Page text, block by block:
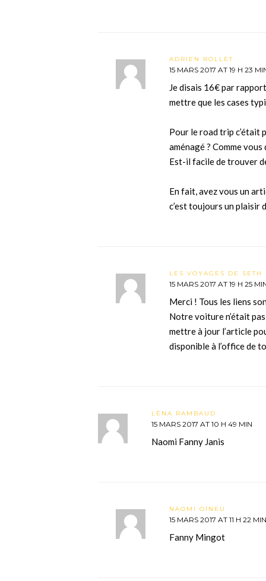
ADRIEN ROLLET
15 MARS 2017 AT 19 H 23
Je disais 16€ par
mettre que les cases
Pour le road trip c’était
aménagé ? Comme
Est-il facile de trouver
En fait, avez vous un
c’est toujours un plaisir
LES VOYAGES DE SETH
15 MARS 2017 AT 19 H 25
Merci ! Tous les liens
Notre voiture n’était
mettre à jour l’article
disponible à l’office de
LÉNA RAMBAUD
15 MARS 2017 AT 10 H 49 MIN
Naomi Fanny Janis
NAOMI OÏNEU
15 MARS 2017 AT 11 H 22 MIN
Fanny Mingot